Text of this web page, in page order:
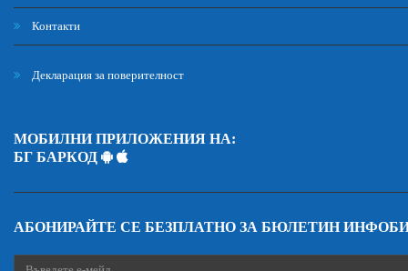
Контакти
Декларация за поверителност
МОБИЛНИ ПРИЛОЖЕНИЯ НА:
БГ БАРКОД
АБОНИРАЙТЕ СЕ БЕЗПЛАТНО ЗА БЮЛЕТИН